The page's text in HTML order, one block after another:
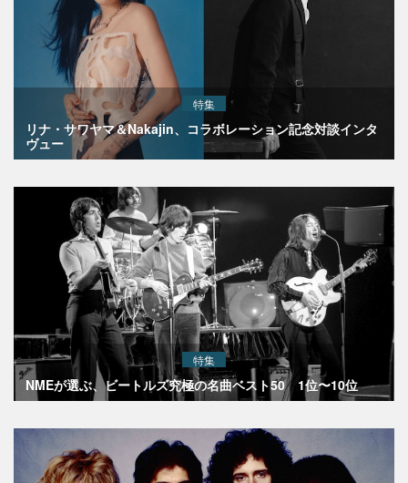
特集
リナ・サワヤマ＆Nakajin、コラボレーション記念対談インタ
ヴュー
特集
NMEが選ぶ、ビートルズ究極の名曲ベスト50 1位〜10位